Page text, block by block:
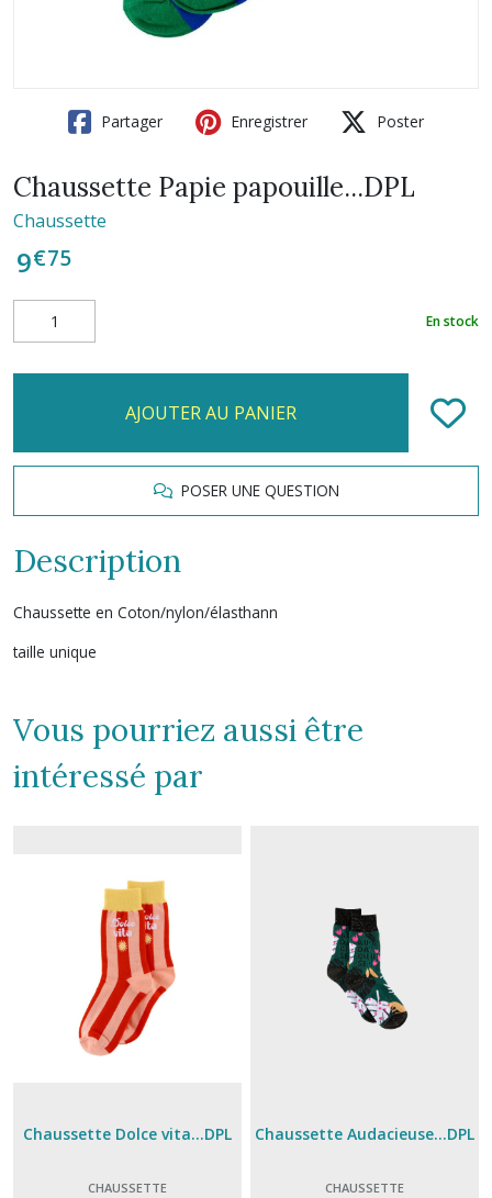
Partager Enregistrer Poster
Chaussette Papie papouille...DPL
Chaussette
9€75
En stock
AJOUTER AU PANIER
POSER UNE QUESTION
Description
Chaussette en Coton/nylon/élasthann
taille unique
Vous pourriez aussi être
intéressé par
Chaussette Dolce vita...DPL
CHAUSSETTE
Chaussette Audacieuse...DPL
CHAUSSETTE